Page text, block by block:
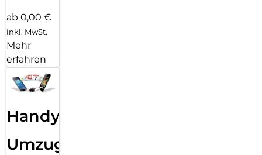
ab 0,00 €
inkl. MwSt.
Mehr
erfahren
Handy
Umzug